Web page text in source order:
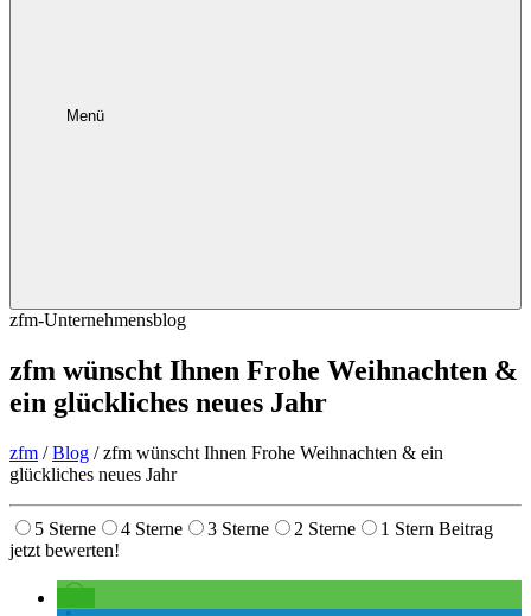
Menü
zfm-Unternehmensblog
zfm wünscht Ihnen Frohe Weihnachten &
ein glückliches neues Jahr
zfm /Blog /zfm wünscht Ihnen Frohe Weihnachten & ein
glückliches neues Jahr
5 Sterne 4 Sterne 3 Sterne 2 Sterne 1 Stern Beitrag
jetzt bewerten!